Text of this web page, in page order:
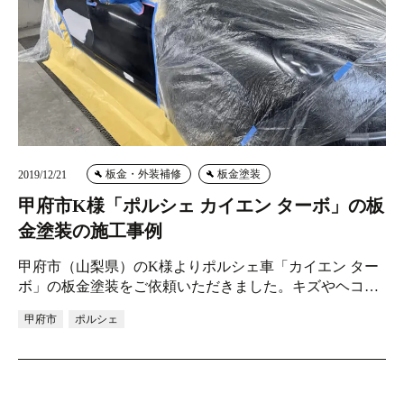
2019/12/21 板金・外装補修 板金塗装
甲府市K様「ポルシェ カイエン ターボ」の板
金塗装の施工事例
甲府市（山梨県）のK様よりポルシェ車「カイエン ター
ボ」の板金塗装をご依頼いただきました。キズやヘコ…
甲府市 ポルシェ